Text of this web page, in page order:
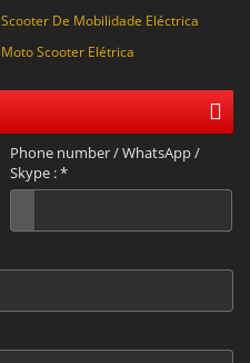
Scooter De Mobilidade Eléctrica
Moto Scooter Elétrica
Phone number / WhatsApp /
Skype :*